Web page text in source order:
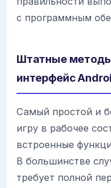
с программным
Штатные
интерфейс
Самый простой и
игру в рабочее
встроенные
В большинстве
требует полной